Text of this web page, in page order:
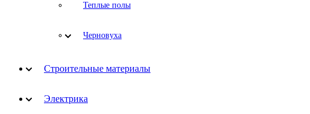
Теплые полы
Черновуха
Строительные материалы
Электрика